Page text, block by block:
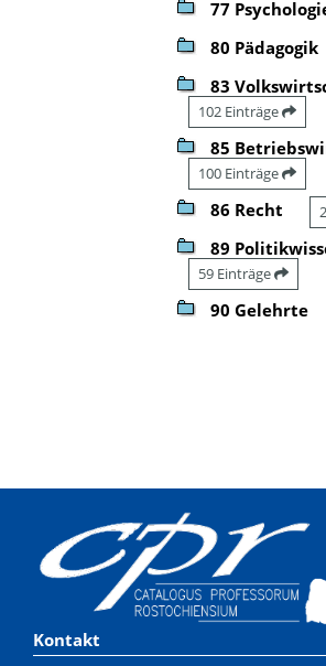
77
80 Pädagogik
83
102 Einträge
85
100 Einträge
86 Recht
89
59 Einträge
90 Gelehrte
Kontakt